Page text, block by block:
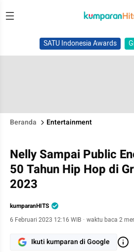
SATU Indonesia Awards
Beranda Entertainment
Nelly Sampai Public
50 Tahun Hip Hop di
2023
kumparanHITS
6 Februari 2023 12:16 WIB · waktu baca 2
Ikuti kumparan di Google